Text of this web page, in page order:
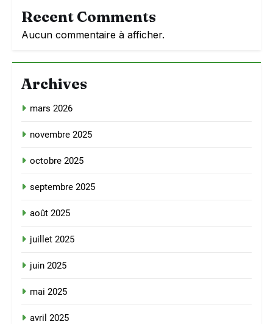
Recent Comments
Aucun commentaire à afficher.
Archives
mars 2026
novembre 2025
octobre 2025
septembre 2025
août 2025
juillet 2025
juin 2025
mai 2025
avril 2025